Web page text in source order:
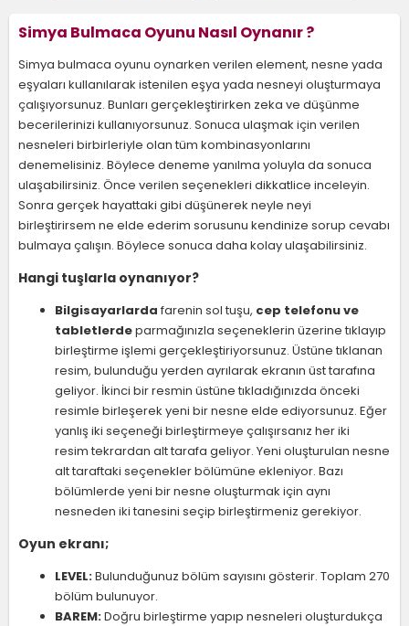
Simya Bulmaca Oyunu Nasıl Oynanır ?
Simya bulmaca oyunu oynarken verilen element, nesne yada
eşyaları kullanılarak istenilen eşya yada nesneyi oluşturmaya
çalışıyorsunuz. Bunları gerçekleştirirken zeka ve düşünme
becerilerinizi kullanıyorsunuz. Sonuca ulaşmak için verilen
nesneleri birbirleriyle olan tüm kombinasyonlarını
denemelisiniz. Böylece deneme yanılma yoluyla da sonuca
ulaşabilirsiniz. Önce verilen seçenekleri dikkatlice inceleyin.
Sonra gerçek hayattaki gibi düşünerek neyle neyi
birleştirirsem ne elde ederim sorusunu kendinize sorup cevabı
bulmaya çalışın. Böylece sonuca daha kolay ulaşabilirsiniz.
Hangi tuşlarla oynanıyor?
Bilgisayarlarda farenin sol tuşu, cep telefonu ve
tabletlerdeparmağınızla seçeneklerin üzerine tıklayıp
birleştirme işlemi gerçekleştiriyorsunuz. Üstüne tıklanan
resim, bulunduğu yerden ayrılarak ekranın üst tarafına
geliyor. İkinci bir resmin üstüne tıkladığınızda önceki
resimle birleşerek yeni bir nesne elde ediyorsunuz. Eğer
yanlış iki seçeneği birleştirmeye çalışırsanız her iki
resim tekrardan alt tarafa geliyor. Yeni oluşturulan nesne
alt taraftaki seçenekler bölümüne ekleniyor. Bazı
bölümlerde yeni bir nesne oluşturmak için aynı
nesneden iki tanesini seçip birleştirmeniz gerekiyor.
Oyun ekranı;
LEVEL:Bulunduğunuz bölüm sayısını gösterir. Toplam 270
bölüm bulunuyor.
BAREM:Doğru birleştirme yapıp nesneleri oluşturdukça